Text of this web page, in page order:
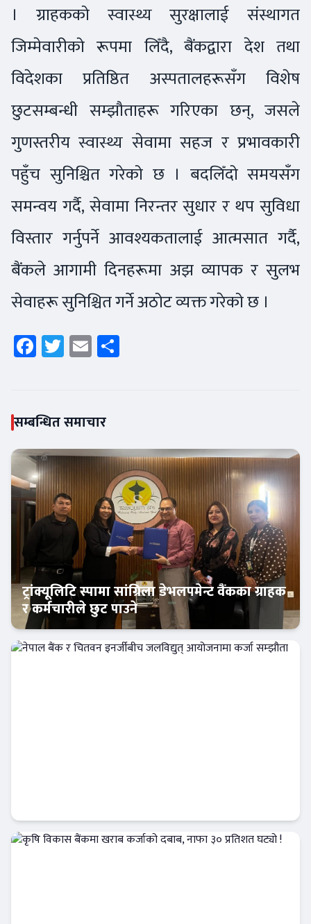
। ग्राहकको स्वास्थ्य सुरक्षालाई संस्थागत
जिम्मेवारीको रूपमा लिँदै, बैंकद्वारा देश तथा
विदेशका प्रतिष्ठित अस्पतालहरूसँग विशेष
छुटसम्बन्धी सम्झौताहरू गरिएका छन्, जसले
गुणस्तरीय स्वास्थ्य सेवामा सहज र प्रभावकारी
पहुँच सुनिश्चित गरेको छ । बदलिँदो समयसँग
समन्वय गर्दै, सेवामा निरन्तर सुधार र थप सुविधा
विस्तार गर्नुपर्ने आवश्यकतालाई आत्मसात गर्दै,
बैंकले आगामी दिनहरूमा अझ व्यापक र सुलभ
सेवाहरू सुनिश्चित गर्ने अठोट व्यक्त गरेको छ ।
Facebook
Twitter
Email
सम्बन्धित समाचार
बैंक-वित्त
ट्रांक्यूलिटि स्पामा सांग्रिला डेभलपमेन्ट वैंकका ग्राहक
र कर्मचारीले छुट पाउने
बैंक-वित्त